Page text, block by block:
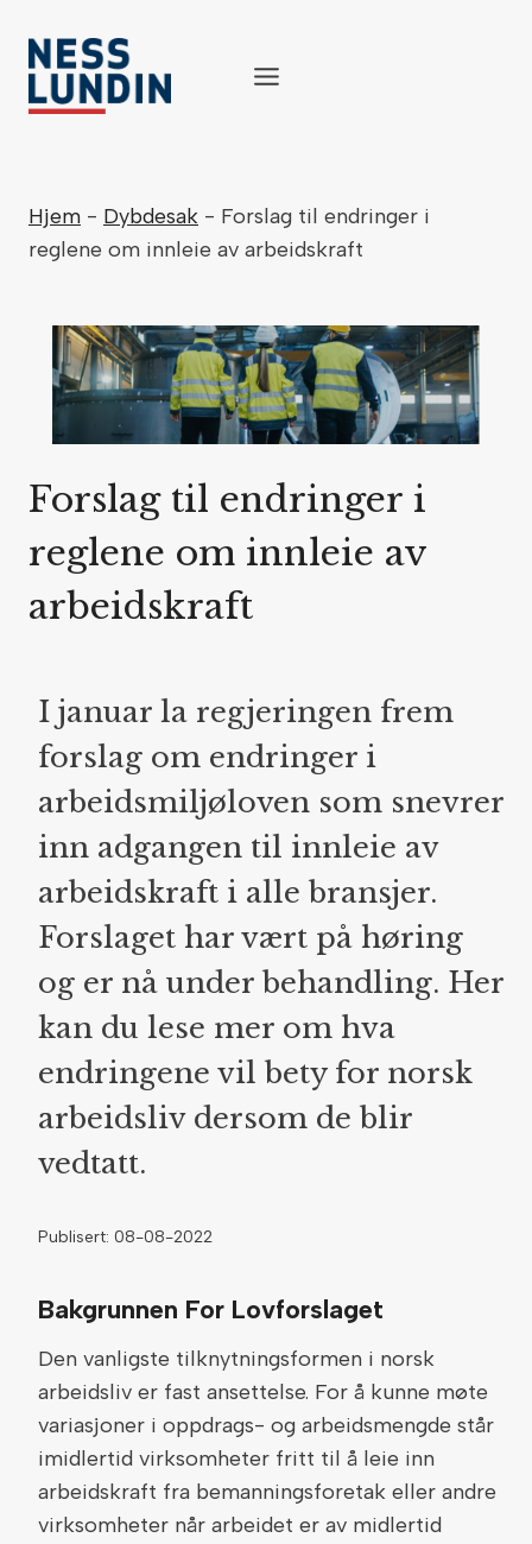
content
Hjem - Dybdesak - Forslag til endringer i
reglene om innleie av arbeidskraft
Forslag til endringer i
reglene om innleie av
arbeidskraft
I januar la regjeringen frem
forslag om endringer i
arbeidsmiljøloven som snevrer
inn adgangen til innleie av
arbeidskraft i alle bransjer.
Forslaget har vært på høring
og er nå under behandling. Her
kan du lese mer om hva
endringene vil bety for norsk
arbeidsliv dersom de blir
vedtatt.
Publisert: 08-08-2022
Bakgrunnen For Lovforslaget
Den vanligste tilknytningsformen i norsk
arbeidsliv er fast ansettelse. For å kunne møte
variasjoner i oppdrags- og arbeidsmengde står
imidlertid virksomheter fritt til å leie inn
arbeidskraft fra bemanningsforetak eller andre
virksomheter når arbeidet er av midlertid